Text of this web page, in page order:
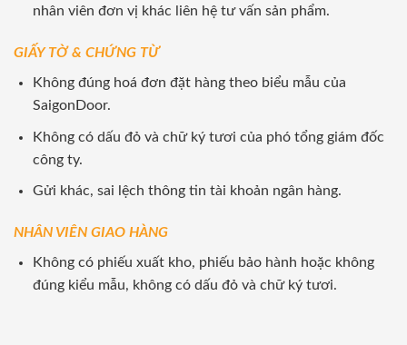
nhân viên đơn vị khác liên hệ tư vấn sản phẩm.
GIẤY TỜ & CHỨNG TỪ
Không đúng hoá đơn đặt hàng theo biểu mẫu của
SaigonDoor.
Không có dấu đỏ và chữ ký tươi của phó tổng giám đốc
công ty.
Gửi khác, sai lệch thông tin tài khoản ngân hàng.
NHÂN VIÊN GIAO HÀNG
Không có phiếu xuất kho, phiếu bảo hành hoặc không
đúng kiểu mẫu, không có dấu đỏ và chữ ký tươi.